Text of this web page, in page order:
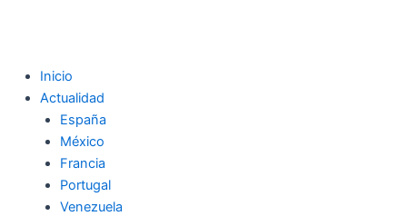
Inicio
Actualidad
España
México
Francia
Portugal
Venezuela